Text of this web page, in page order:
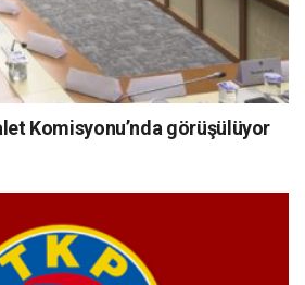
Komisyonu’nda görüşülüyor